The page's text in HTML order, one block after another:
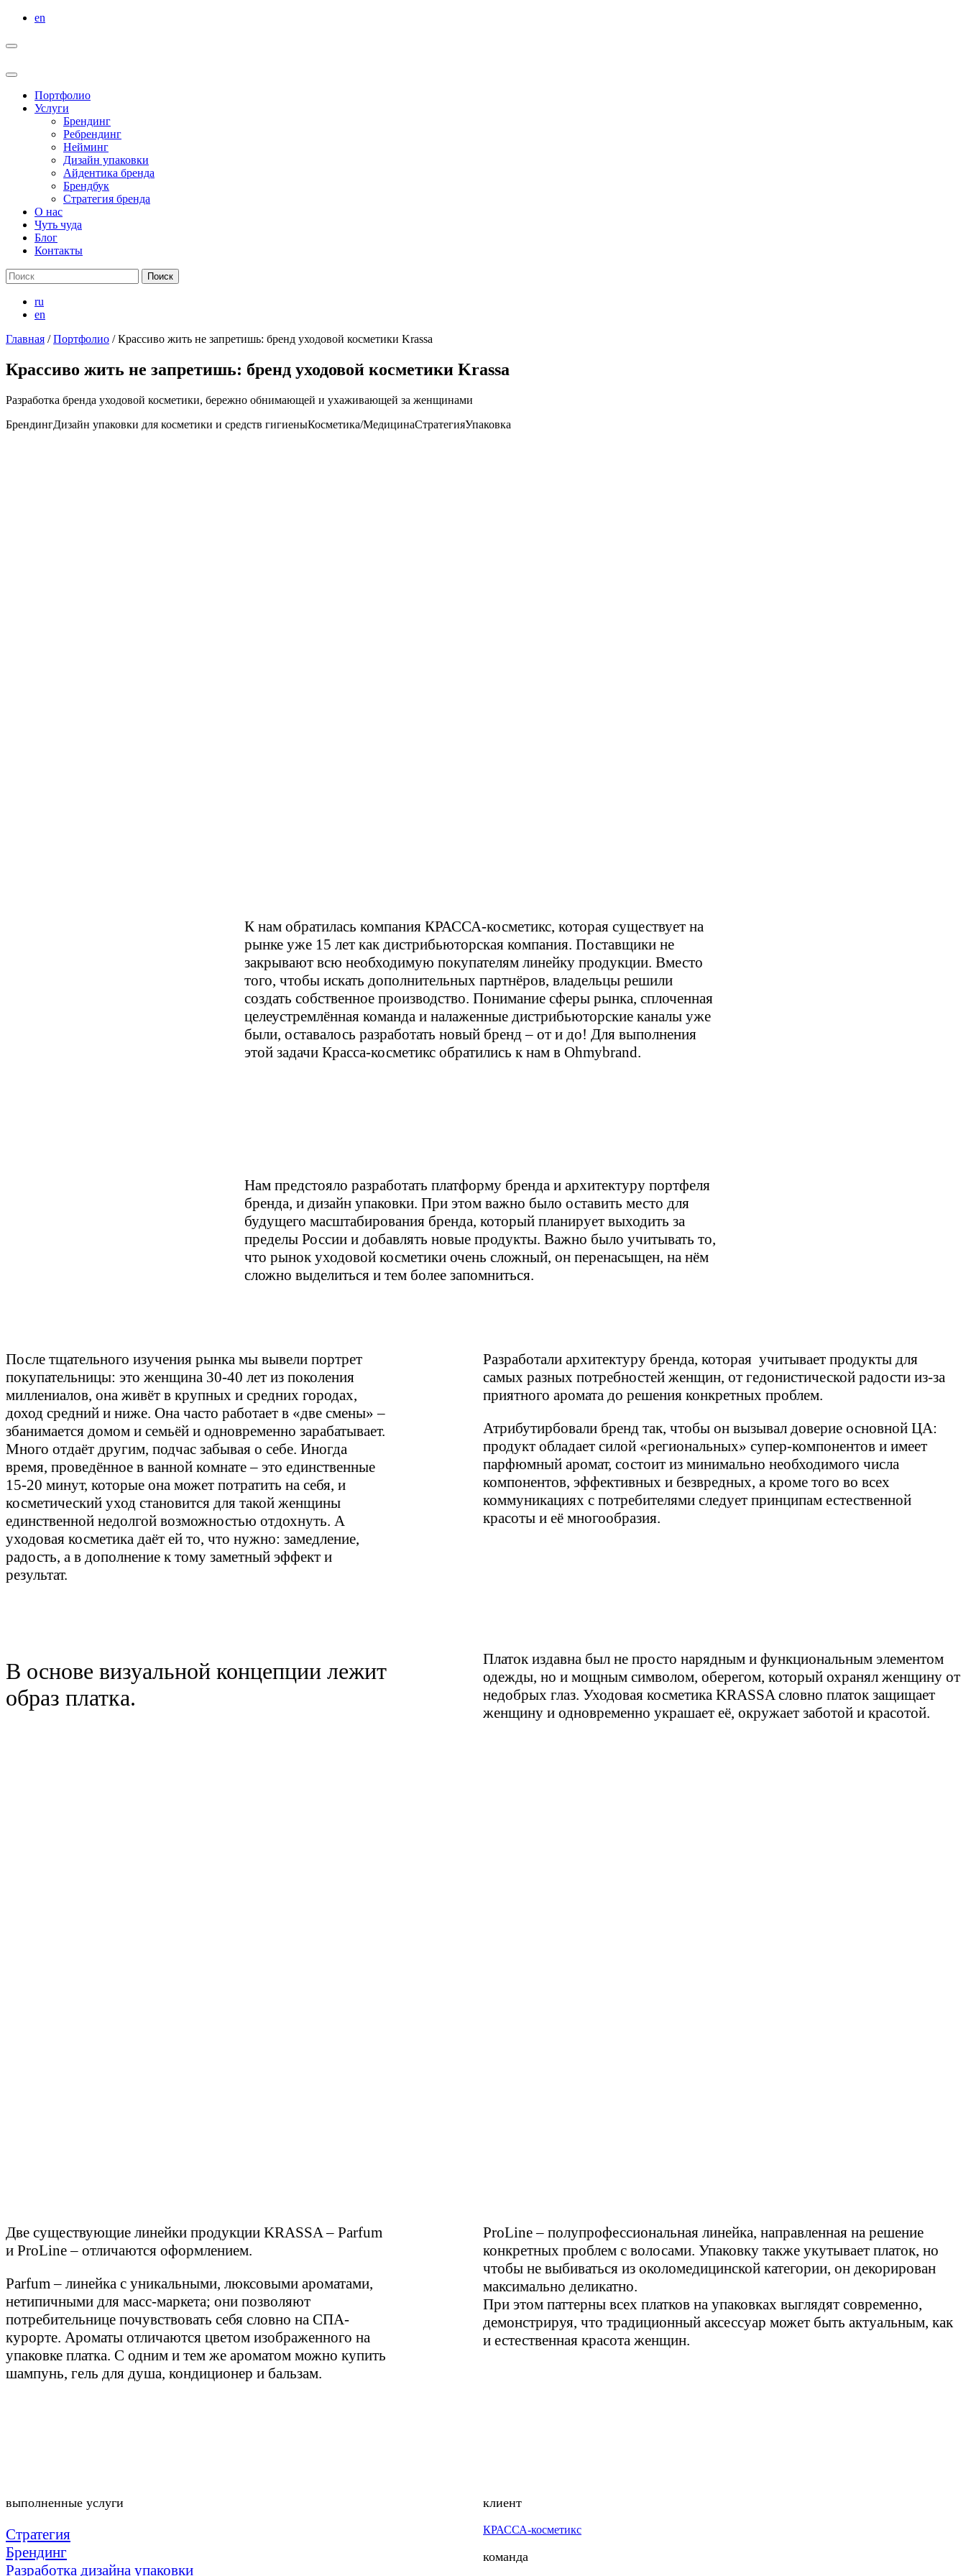
Перейти
содержимому
en
Портфолио
Услуги
Брендинг
Ребрендинг
Нейминг
Дизайн упаковки
Айдентика бренда
Брендбук
Стратегия бренда
О нас
Чуть чуда
Блог
Контакты
Результаты
поиска:
ru
en
Главная /Портфолио /Крассиво жить не запретишь: бренд уходовой косметики Krassa
Крассиво жить не запретишь: бренд уходовой косметики Krassa
Разработка бренда уходовой косметики, бережно обнимающей и ухаживающей за женщинами
БрендингДизайн упаковки для косметики и средств гигиеныКосметика/МедицинаСтратегияУпаковка
К нам обратилась компания КРАССА-косметикс, которая существует на
рынке уже 15 лет как дистрибьюторская компания. Поставщики не
закрывают всю необходимую покупателям линейку продукции. Вместо
того, чтобы искать дополнительных партнёров, владельцы решили
создать собственное производство. Понимание сферы рынка, сплоченная
целеустремлённая команда и налаженные дистрибьюторские каналы уже
были, оставалось разработать новый бренд – от и до! Для выполнения
этой задачи Красса-косметикс обратились к нам в Ohmybrand.
Нам предстояло разработать платформу бренда и архитектуру портфеля
бренда, и дизайн упаковки. При этом важно было оставить место для
будущего масштабирования бренда, который планирует выходить за
пределы России и добавлять новые продукты. Важно было учитывать то,
что рынок уходовой косметики очень сложный, он перенасыщен, на нём
сложно выделиться и тем более запомниться.
После тщательного изучения рынка мы вывели портрет
покупательницы: это женщина 30-40 лет из поколения
миллениалов, она живёт в крупных и средних городах,
доход средний и ниже. Она часто работает в «две смены» –
збанимается домом и семьёй и одновременно зарабатывает.
Много отдаёт другим, подчас забывая о себе. Иногда
время, проведённое в ванной комнате – это единственные
15-20 минут, которые она может потратить на себя, и
косметический уход становится для такой женщины
единственной недолгой возможностью отдохнуть. А
уходовая косметика даёт ей то, что нужно: замедление,
радость, а в дополнение к тому заметный эффект и
результат.
Разработали архитектуру бренда, которая учитывает продукты для
самых разных потребностей женщин, от гедонистической радости из-за
приятного аромата до решения конкретных проблем.
Атрибутирбовали бренд так, чтобы он вызывал доверие основной ЦА:
продукт обладает силой «региональных» супер-компонентов и имеет
парфюмный аромат, состоит из минимально необходимого числа
компонентов, эффективных и безвредных, а кроме того во всех
коммуникациях с потребителями следует принципам естественной
красоты и её многообразия.
В основе визуальной концепции лежит
образ платка.
Платок издавна был не просто нарядным и функциональным элементом
одежды, но и мощным символом, оберегом, который охранял женщину от
недобрых глаз. Уходовая косметика KRASSA словно платок защищает
женщину и одновременно украшает её, окружает заботой и красотой.
Две существующие линейки продукции KRASSA – Parfum
и ProLine – отличаются оформлением.
Parfum – линейка с уникальными, люксовыми ароматами,
нетипичными для масс-маркета; они позволяют
потребительнице почувствовать себя словно на СПА-
курорте. Ароматы отличаются цветом изображенного на
упаковке платка. С одним и тем же ароматом можно купить
шампунь, гель для душа, кондиционер и бальзам.
ProLine – полупрофессиональная линейка, направленная на решение
конкретных проблем с волосами. Упаковку также укутывает платок, но
чтобы не выбиваться из околомедицинской категории, он декорирован
максимально деликатно.
При этом паттерны всех платков на упаковках выглядят современно,
демонстрируя, что традиционный аксессуар может быть актуальным, как
и естественная красота женщин.
выполненные услуги
Стратегия
Брендинг
Разработка дизайна упаковки
клиент
КРАССА-косметикс
команда